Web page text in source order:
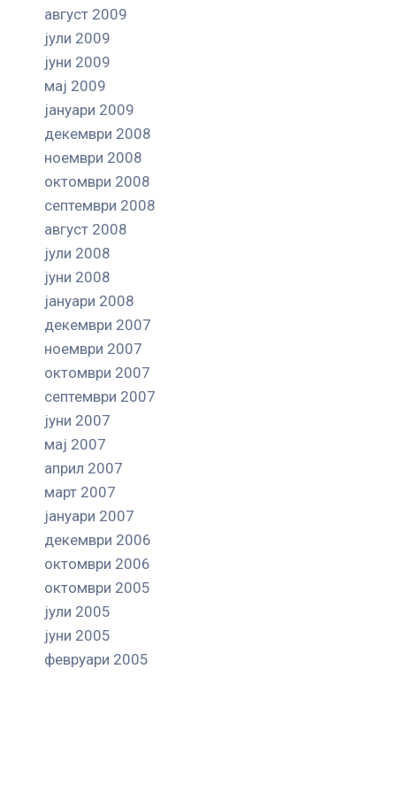
август 2009
јули 2009
јуни 2009
мај 2009
јануари 2009
декември 2008
ноември 2008
октомври 2008
септември 2008
август 2008
јули 2008
јуни 2008
јануари 2008
декември 2007
ноември 2007
октомври 2007
септември 2007
јуни 2007
мај 2007
април 2007
март 2007
јануари 2007
декември 2006
октомври 2006
октомври 2005
јули 2005
јуни 2005
февруари 2005